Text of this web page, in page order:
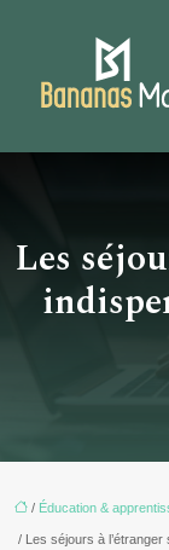
Les
/ Éducation &
/ Les séjours à